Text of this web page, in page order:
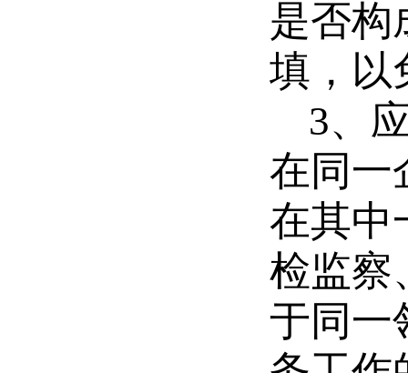
是否构
填，以
3、
在同一
在其中
检监察
于同一